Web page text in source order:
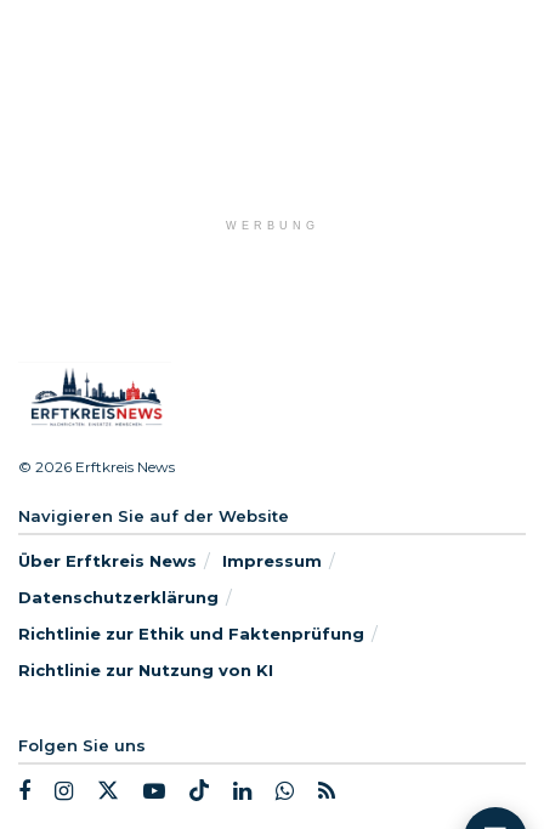
WERBUNG
© 2026 Erftkreis News
Navigieren Sie auf der Website
Über Erftkreis News
Impressum
Datenschutzerklärung
Richtlinie zur Ethik und Faktenprüfung
Richtlinie zur Nutzung von KI
Folgen Sie uns